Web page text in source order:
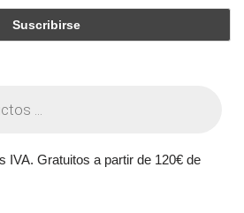
IVA. Gratuitos a partir de 120€ de